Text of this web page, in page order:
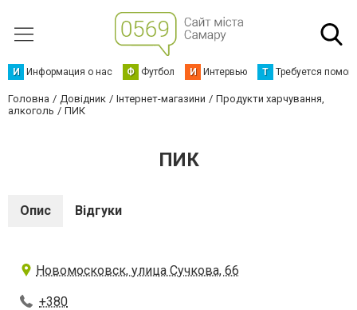
И Информация о нас Ф Футбол И Интервью Т Требуется
Головна Довідник Інтернет-магазини
Продукти харчування,
алкоголь
ПИК
ПИК
Опис Відгуки
Новомосковск, улица Сучкова, 66
+380